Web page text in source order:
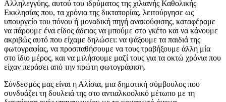
Αλληλεγγύης, αυτού του ιδρύματος της χιλιανής Καθολικής
Εκκλησίας που, τα χρόνια της δικτατορίας, λειτούργησε ως
υπουργείο του πόνου ή μοναδική πηγή ανακούφισης, καταφέραμε
να πάρουμε ένα είδος άδειας να μπούμε στο γκέτο και να κάνουμε
ακριβώς αυτό που είχαμε δηλώσει: να ψάξουμε τα παιδιά της
φωτογραφίας, να προσπαθήσουμε να τους τραβήξουμε άλλη μία
στο ίδιο μέρος, και να μιλήσουμε μαζί τους για τα οκτώ χρόνια που
είχαν περάσει από την πρώτη φωτογράφιση.
Σύνδεσμός μας είναι η Αλίσια, μια δημοτική σύμβουλος που
συνδυάζει τη δουλειά της στο αντιαλκοολικό μέτωπο με τη